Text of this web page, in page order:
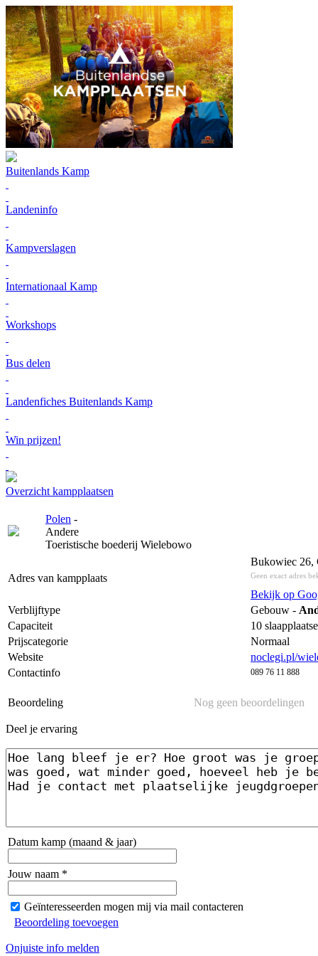
Buitenlands Kamp
Landeninfo
Kampverslagen
Internationaal Kamp
Workshops
Bus delen
Landenfiches Buitenlands Kamp
Win prijzen!
Overzicht kampplaatsen
Polen -
Andere
Toeristische boederij Wielebowo
Adres van kampplaats
Bukowiec 26,
Geen exact adres
Bekijk op
Verblijftype
Gebouw -
Capaciteit
10
Prijscategorie
Normaal
Website
noclegi.pl/
Contactinfo
089 76 11 888
Beoordeling Nog geen beoordelingen
Deel je ervaring
Datum kamp (maand & jaar)
Jouw naam *
Geïnteresseerden mogen mij via mail contacteren
Beoordeling toevoegen
Onjuiste info melden